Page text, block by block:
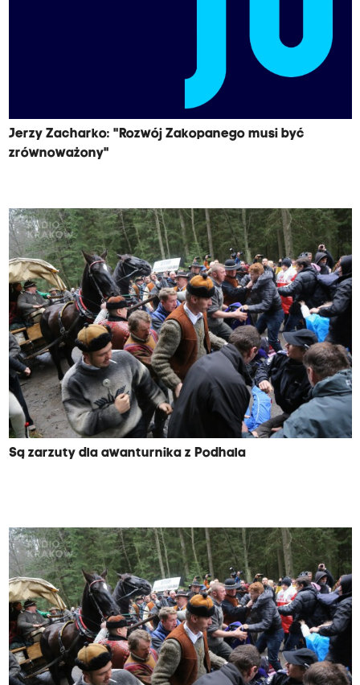
Jerzy Zacharko: "Rozwój Zakopanego musi być
zrównoważony"
Są zarzuty dla awanturnika z Podhala